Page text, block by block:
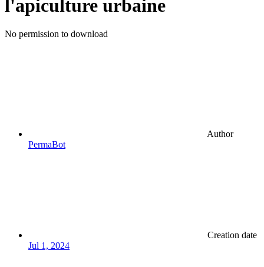
l'apiculture urbaine
No permission to download
Author
PermaBot
Creation date
Jul 1, 2024